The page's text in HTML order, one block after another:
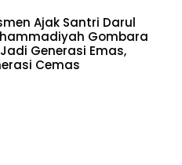
Ajak Santri Darul
Gombara
Generasi Emas,
Cemas